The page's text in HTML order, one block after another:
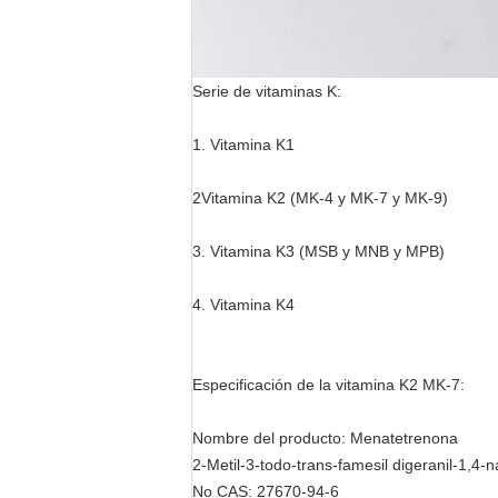
Serie de vitaminas K:
1. Vitamina K1
2Vitamina K2 (MK-4 y MK-7 y MK-9)
3. Vitamina K3 (MSB y MNB y MPB)
4. Vitamina K4
Especificación de la vitamina K2 MK-7:
Nombre del producto: Menatetrenona
2-Metil-3-todo-trans-famesil digeranil-1,4-
No CAS: 27670-94-6